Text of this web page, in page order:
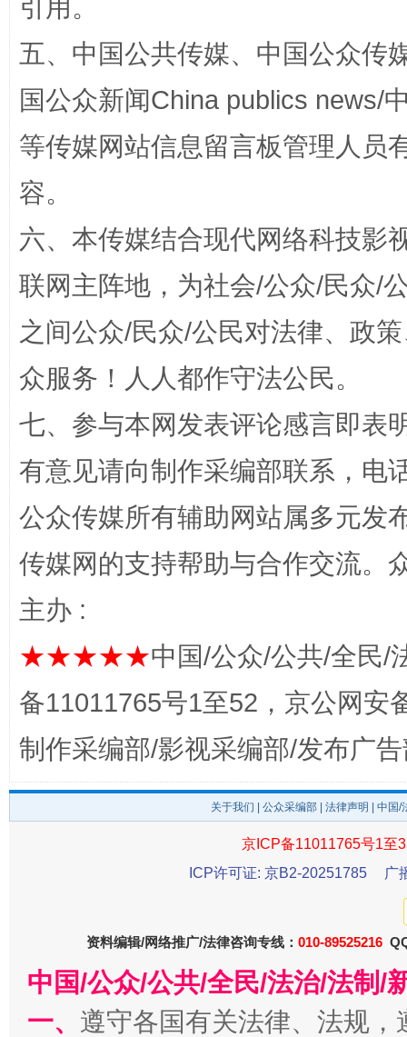
扯下公款旅游的“隐身衣” 如何以
“蜀中异人”王建安的艺术幻境
完善运行机制助力责任有效落实 一纸欠
千年窑火 生生不息
引用。
五、中国公共传媒、中国公众传
国公众新闻China publics news/
等传媒网站信息留言板管理人员
容。
六、本传媒结合现代网络科技影
联网主阵地，为社会/公众/民众/
之间公众/民众/公民对法律、政
众服务！人人都作守法公民。
七、参与本网发表评论感言即表
有意见请向制作采编部联系，电
公众传媒所有辅助网站属多元发
传媒网的支持帮助与合作交流。
主办 :
★★★★★中国/公众/公共/全民/
备11011765号1至52，京公网安
制作采编部/影视采编部/发布广
关于我们 公众采编部 法律声明 | 中国
京ICP备11011765号1至
ICP许可证: 京B2-20251785
广
资料编辑/网络推广/法律咨询专线： 010-89525216
中国/公众/公共/全民/法治/法制/
一、 遵守各国有关法律、法规